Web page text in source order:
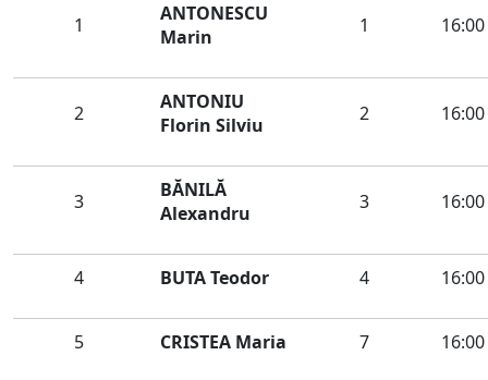
1
ANTONESCU
Marin
1 16:00
2
ANTONIU
Florin Silviu
2 16:00
3
BĂNILĂ
Alexandru
3 16:00
4 BUTA Teodor 4 16:00
5 CRISTEA Maria 7 16:00